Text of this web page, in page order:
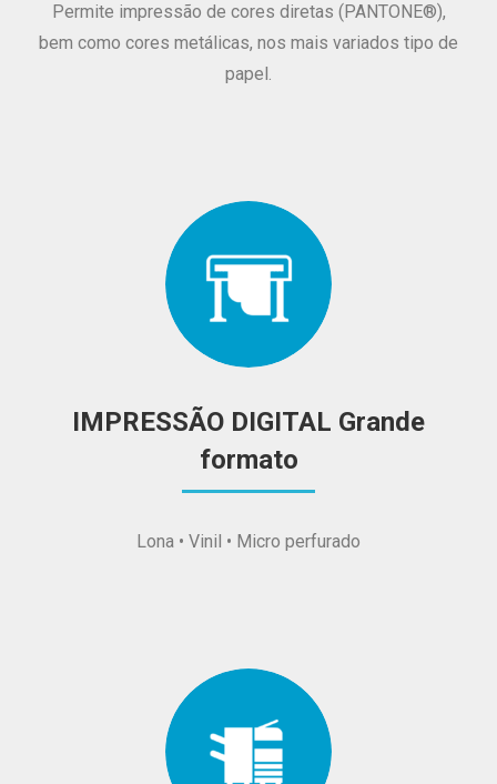
Permite impressão de cores diretas (PANTONE®),
bem como cores metálicas, nos mais variados tipo de
papel.
IMPRESSÃO DIGITAL Grande
formato
Lona • Vinil • Micro perfurado